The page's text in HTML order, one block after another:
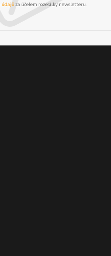
údajůza účelem rozesílky newsletteru.